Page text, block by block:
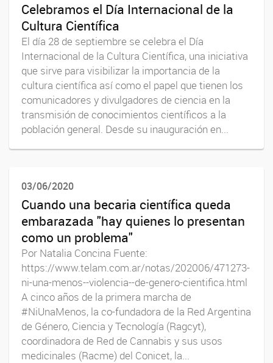
Celebramos el Día Internacional de la
Cultura Científica
El día 28 de septiembre se celebra el Día
Internacional de la Cultura Científica, una iniciativa
que sirve para visibilizar la importancia de la
cultura científica así como el papel que tienen los
comunicadores y divulgadores de ciencia en la
transmisión de conocimientos científicos a la
población general. Desde su inauguración en...
03/06/2020
Cuando una becaria científica queda
embarazada "hay quienes lo presentan
como un problema"
Por Natalia Concina Fuente:
https://www.telam.com.ar/notas/202006/471273-
ni-una-menos--violencia--de-genero-cientifica.html
A cinco años de la primera marcha de
#NiUnaMenos, la co-fundadora de la Red Argentina
de Género, Ciencia y Tecnología (Ragcyt),
coordinadora de Red de Cannabis y sus usos
medicinales (Racme) del Conicet, la...